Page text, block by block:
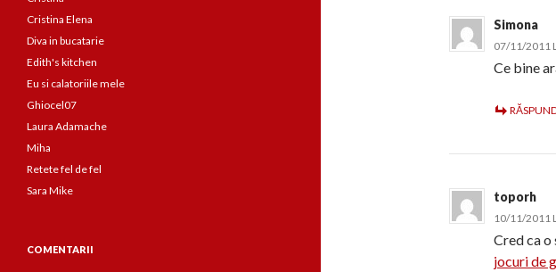
Simona
07/11/2011
Ce bine
toporh
10/11/2011
Cred ca o
jocuri de
Cristina Elena
Diva in bucatarie
Edith's kitchen
Eu si calatoriile mele
Ghiocel07
Laura Adamache
Miha
Retete fel de fel
Sara Mike
COMENTARII